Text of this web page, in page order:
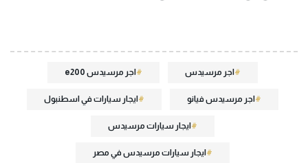
اجر مرسيدس اجر مرسيدس e200
اجر مرسيدس فيانو ايجار سيارات في اسطنبول
ايجار سيارات مرسيدس
ايجار سيارات مرسيدس في مصر